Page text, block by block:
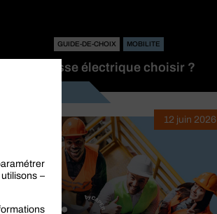
GUIDE-DE-CHOIX MOBILITE
Quelle cosse électrique choisir ?
12 juin 2026